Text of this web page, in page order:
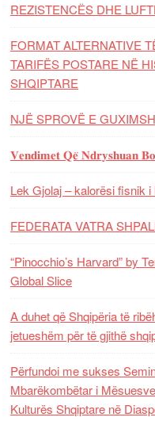
REZISTENCЁS DHE
FORMAT ALTERNATIVE
TARIFËS POSTARE NË
SHQIPTARE
NJË SPROVË E
𝐕𝐞𝐧𝐝𝐢𝐦𝐞𝐭 𝐐𝐞̈ 𝐍𝐝𝐫𝐲𝐬𝐡𝐮𝐚𝐧
Lek Gjolaj – kalorësi fisnik
FEDERATA VATRA
“Pinocchio’s Harvard” by
Global Slice
A duhet që Shqipëria të
jetueshëm për të gjithë
Përfundoi me sukses
Mbarëkombëtar i
Kulturës Shqiptare në